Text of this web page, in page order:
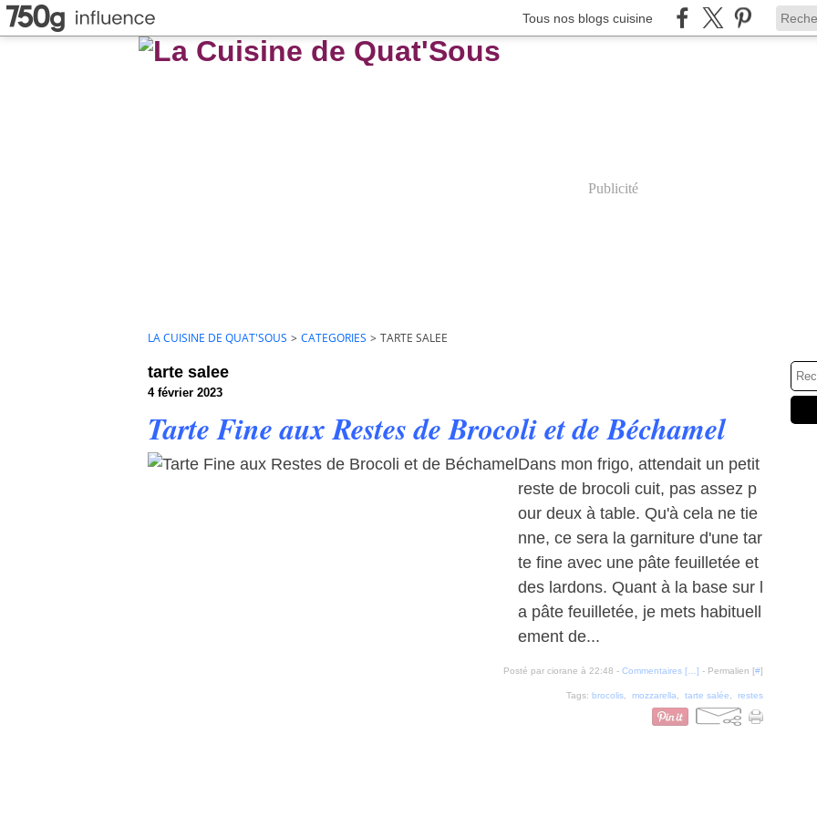
Tous nos blogs cuisine
Publicité
LA CUISINE DE QUAT'SOUS > CATEGORIES > TARTE SALEE
tarte salee
4 février 2023
Tarte Fine aux Restes de Brocoli et de Béchamel
Dans mon frigo, attendait un petit
reste de brocoli cuit, pas assez p
our deux à table. Qu'à cela ne tie
nne, ce sera la garniture d'une tar
te fine avec une pâte feuilletée et
des lardons. Quant à la base sur l
a pâte feuilletée, je mets habituell
ement de...
Posté par ciorane à 22:48 - Commentaires [ ] - Permalien [#]
Tags: brocolis mozzarella tarte salée restes